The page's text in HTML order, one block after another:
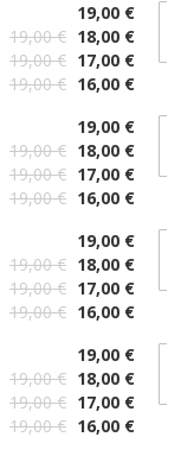
19,00 €
19,00 € 18,00 €
19,00 € 17,00 €
19,00 € 16,00 €
19,00 €
19,00 € 18,00 €
19,00 € 17,00 €
19,00 € 16,00 €
19,00 €
19,00 € 18,00 €
19,00 € 17,00 €
19,00 € 16,00 €
19,00 €
19,00 € 18,00 €
19,00 € 17,00 €
19,00 € 16,00 €